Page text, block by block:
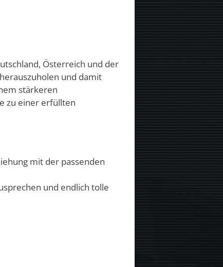
Österreich und der
und damit
stärkeren
zu einer erfüllten
mit der passenden
und endlich tolle